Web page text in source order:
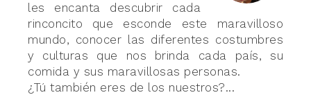
les encanta descubrir cada
rinconcito que esconde este maravilloso
mundo, conocer las diferentes costumbres
y culturas que nos brinda cada país, su
comida y sus maravillosas personas.
¿Tú también eres de los nuestros?...